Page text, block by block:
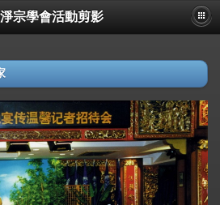
宗學會活動剪影